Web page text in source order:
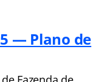
— Plano de